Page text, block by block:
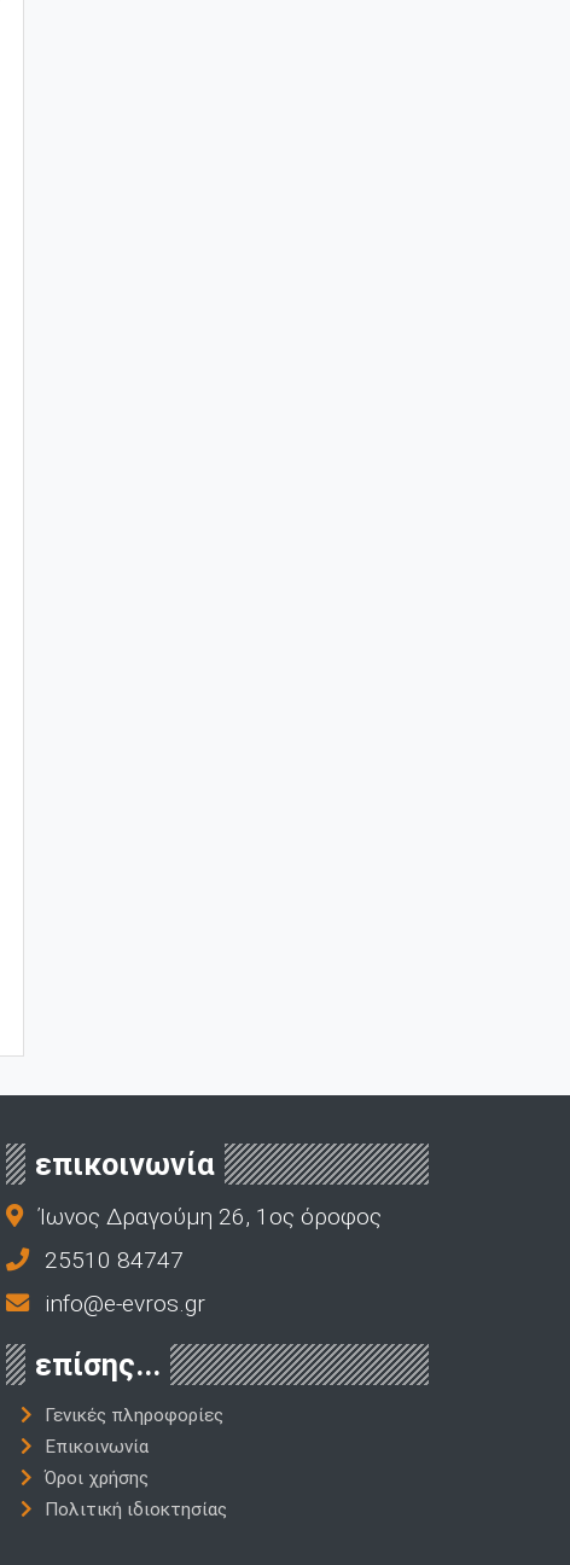
επικοινωνία
Ίωνος Δραγούμη 26, 1ος όροφος
25510 84747
info@e-evros.gr
επίσης...
Γενικές πληροφορίες
Επικοινωνία
Όροι χρήσης
Πολιτική ιδιοκτησίας